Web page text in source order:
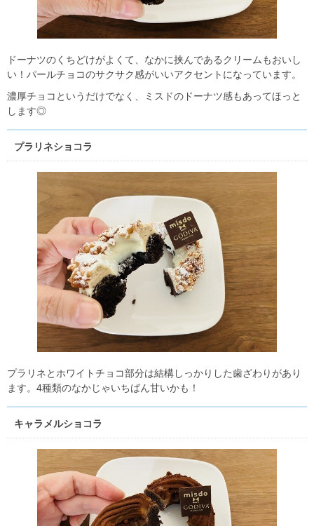
ドーナツのくちどけがよくて、なかに挟んであるクリームもおいし
い！パールチョコのサクサク感がいいアクセントになっています。
濃厚チョコというだけでなく、ミスドのドーナツ感もあってほっと
します◎
プラリネショコラ
プラリネとホワイトチョコ部分は結構しっかりした歯ざわりがあり
ます。4種類のなかじゃいちばん甘いかも！
キャラメルショコラ